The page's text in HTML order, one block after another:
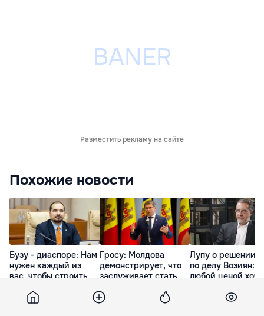
Разместить рекламу на сайте
Похожие новости
Бузу - диаспоре: Нам
нужен каждый из
вас, чтобы строить
сообщества
Гросу: Молдова
демонстрирует, что
заслуживает стать
европейской семьи
Лупу о решении
по делу Возиян:
любой ценой